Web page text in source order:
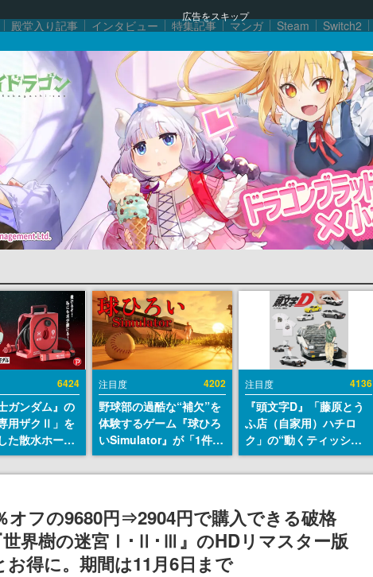
広告をスキップ
殿堂入り記事 インタビュー 特集記事 マンガ Steam Switch2
6424
ガンダム』の
用ザクⅡ」を
た散水ホース
約開始。本体
のパーソナル
、型式番号な
注目度 4202
野球部の過酷な“補欠”を
体験するゲーム『球ひろ
いSimulator』が「1件」
のウィッシュリストをも
とにチェコ語に対応し
ダム・カム』開発元やチ
ェコのプロ野球選手から
称賛の声
注目度 4136
『頭文字D』「藤原とう
ふ店（自家用）ハチロ
ク」の“動くティッシュ
ケース”が買えるポップ
アップショップが開催
群馬の「イオンモール高
崎」にて、8月11日から8
月20日までの期間限定で
オフの9680円⇒2904円で購入できる破格
世界樹の迷宮Ⅰ･Ⅱ･Ⅲ』のHDリマスター版
得に。期間は11月6日まで